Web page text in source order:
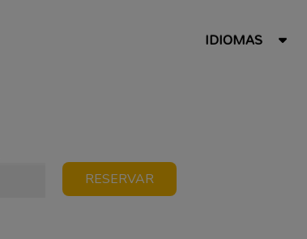
IDIOMAS
RESERVAR